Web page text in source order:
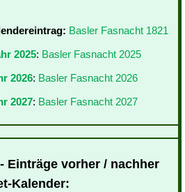
Basler Fasnacht 1821
2025: Basler Fasnacht 2025
2026: Basler Fasnacht 2026
2027: Basler Fasnacht 2027
Einträge vorher / nachher
Kalender: